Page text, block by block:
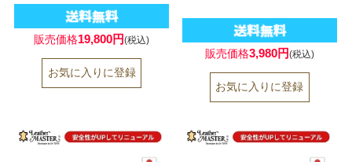
販売価格19,800円(税込)
販売価格3,980円(税込)